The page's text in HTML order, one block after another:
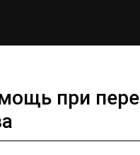
при